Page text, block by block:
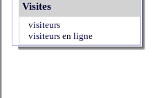
Visites
visiteurs
visiteurs en ligne